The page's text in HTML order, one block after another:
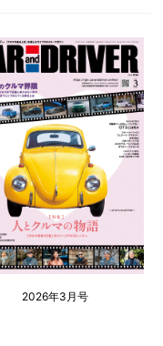
2026年3月号